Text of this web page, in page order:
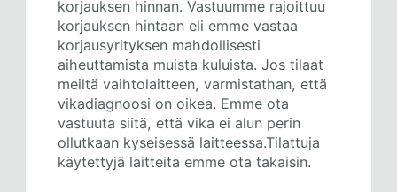
korjauksen hinnan. Vastuumme rajoittuu
korjauksen hintaan eli emme vastaa
korjausyrityksen mahdollisesti
aiheuttamista muista kuluista. Jos tilaat
meiltä vaihtolaitteen, varmistathan, että
vikadiagnoosi on oikea. Emme ota
vastuuta siitä, että vika ei alun perin
ollutkaan kyseisessä laitteessa.Tilattuja
käytettyjä laitteita emme ota takaisin.